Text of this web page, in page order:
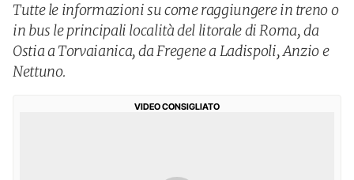
Tutte le informazioni su come raggiungere in treno o
in bus le principali località del litorale di Roma, da
Ostia a Torvaianica, da Fregene a Ladispoli, Anzio e
Nettuno.
VIDEO CONSIGLIATO